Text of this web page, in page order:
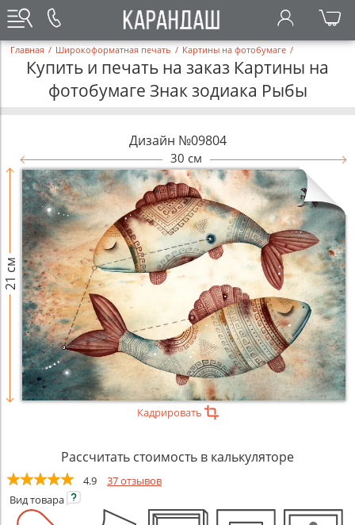
Главная / Широкоформатная печать / Картины на фотобумаге /
Купить и печать на заказ Картины на
фотобумаге Знак зодиака Рыбы
Дизайн №09804
30 см
21 см
Кадрировать
Рассчитать стоимость в калькуляторе
4.9
37 отзывов
Видтовара